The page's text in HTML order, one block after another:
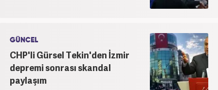
GÜNCEL
CHP'li Gürsel Tekin'den İzmir
depremi sonrası skandal
paylaşım